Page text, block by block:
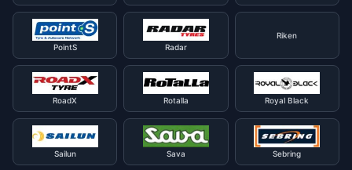
PointS Radar
Riken
RoadX Rotalla Royal Black
Sailun Sava Sebring